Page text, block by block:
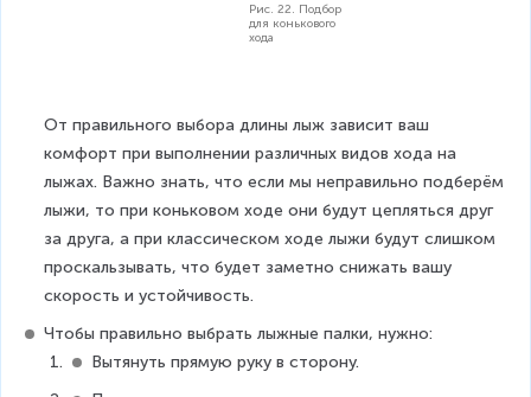
Рис. 22. Подбор
для конькового
хода
От правильного выбора длины лыж зависит ваш
комфорт при выполнении различных видов хода на
лыжах. Важно знать, что если мы неправильно подберём
лыжи, то при коньковом ходе они будут цепляться друг
за друга, а при классическом ходе лыжи будут слишком
проскальзывать, что будет заметно снижать вашу
скорость и устойчивость.
Чтобы правильно выбрать лыжные палки, нужно:
Вытянуть прямую руку в сторону.